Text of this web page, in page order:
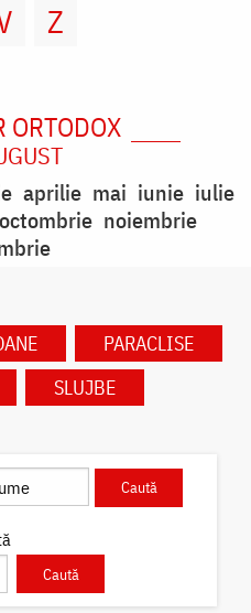
Z
ORTODOX
aprilie mai iunie iulie
octombrie noiembrie
PARACLISE
SLUJBE